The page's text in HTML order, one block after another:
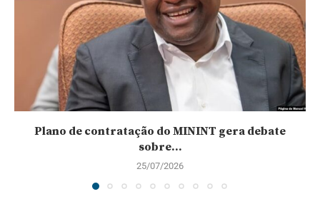
Plano de contratação do MININT gera debate
sobre...
25/07/2026